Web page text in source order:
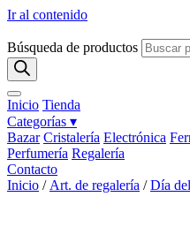
Ir al contenido
Búsqueda de productos
Inicio Tienda
Categorías ▾
Bazar Cristalería Electrónica
Perfumería Regalería
Contacto
Inicio / Art. de regalería /Día